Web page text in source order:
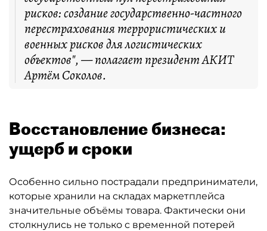
рисков: создание государственно-частного
перестрахования террористических и
военных рисков для логистических
объектов", — полагает президент АКИТ
Артём Соколов.
Восстановление бизнеса:
ущерб и сроки
Особенно сильно пострадали предприниматели,
которые хранили на складах маркетплейса
значительные объёмы товара. Фактически они
столкнулись не только с временной потерей